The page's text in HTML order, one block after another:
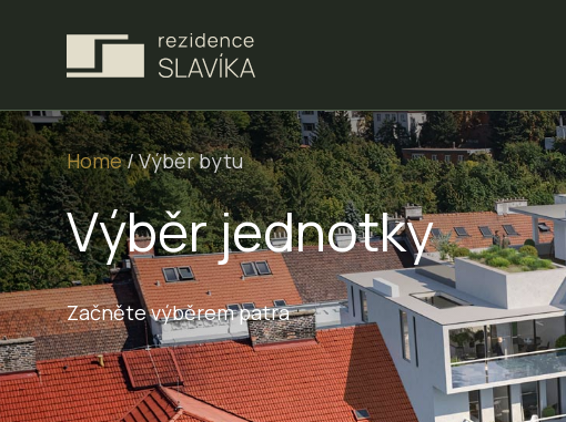
Home/Výběr bytu
Výběr jednotky
Začněte výběrem patra